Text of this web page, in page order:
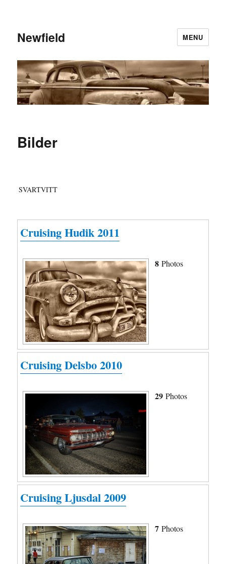
Newfield MENU
Bilder
SVARTVITT
Cruising Hudik 2011
8 Photos
Cruising Delsbo 2010
29 Photos
Cruising Ljusdal 2009
7 Photos